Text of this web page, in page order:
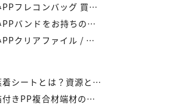
コンバッグ 買取の流れと注意点
お持ちの業者様へ｜リサイクル・買取対応中
刷等のある使用済みPPクリアファイルの再資源化とリサイクル方法
トとは？資源として有効活用しよう
の保管・回収における実務上のポイントIREXコラム vol.6